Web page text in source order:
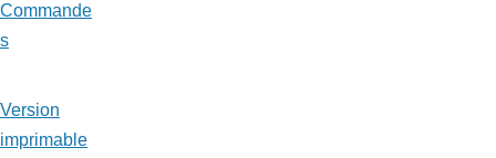
Commande
s
Version
imprimable